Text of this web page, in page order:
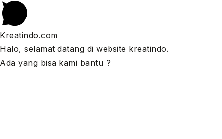
Kreatindo.com
Halo, selamat datang di website kreatindo.
Ada yang bisa kami bantu ?